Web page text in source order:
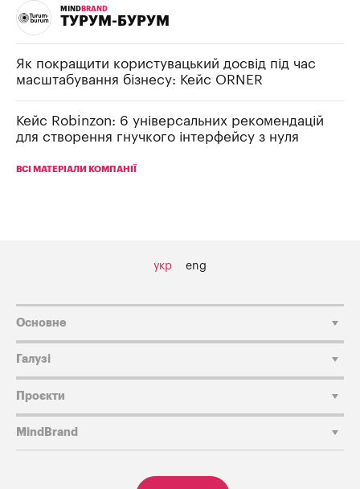
MIND BRAND
ТУРУМ-БУРУМ
Як покращити користувацький досвід під час
масштабування бізнесу: Кейс ORNER
Кейс Robinzon: 6 універсальних рекомендацій
для створення гнучкого інтерфейсу з нуля
ВСІ МАТЕРІАЛИ КОМПАНІЇ
укр eng
Основне
Галузі
Проєкти
MindBrand